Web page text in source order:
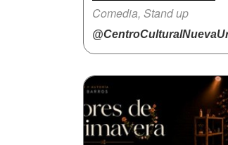
Comedia, Stand up